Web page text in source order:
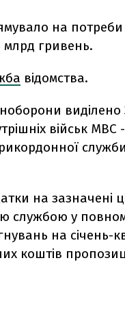
на
млрд гривень.
відомства.
військ МВС
на зазначені
у
на січень-
коштів